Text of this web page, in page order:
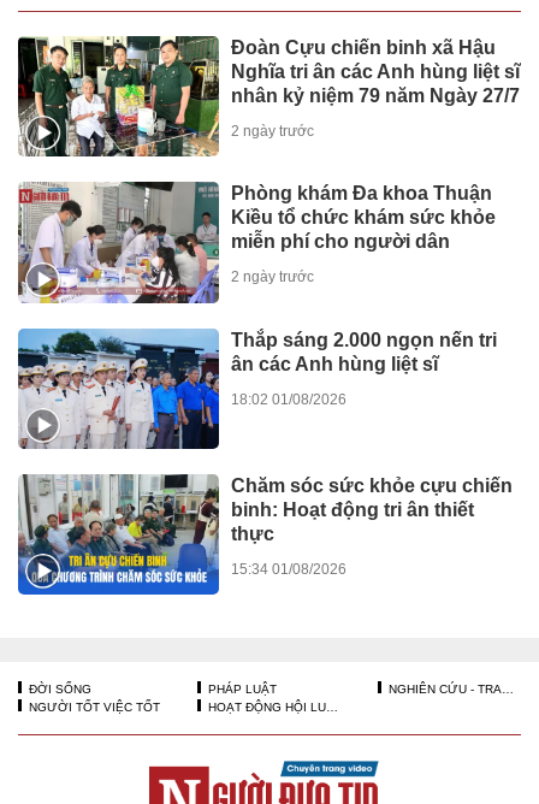
Đoàn Cựu chiến binh xã Hậu
Nghĩa tri ân các Anh hùng liệt sĩ
nhân kỷ niệm 79 năm Ngày 27/7
2 ngày trước
Phòng khám Đa khoa Thuận
Kiều tổ chức khám sức khỏe
miễn phí cho người dân
2 ngày trước
Thắp sáng 2.000 ngọn nến tri
ân các Anh hùng liệt sĩ
18:02 01/08/2026
Chăm sóc sức khỏe cựu chiến
binh: Hoạt động tri ân thiết
thực
15:34 01/08/2026
ĐỜI SỐNG PHÁP LUẬT
NGHIÊN CỨU - TRAO ĐỔI
NGƯỜI TỐT VIỆC TỐT
HOẠT ĐỘNG HỘI LUẬT GIA